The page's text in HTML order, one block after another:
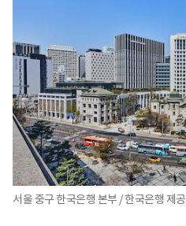
서울 중구 한국은행 본부 / 한국은행 제공